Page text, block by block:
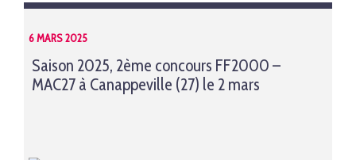
6 MARS 2025
Saison 2025, 2ème concours FF2000 –
MAC27 à Canappeville (27) le 2 mars